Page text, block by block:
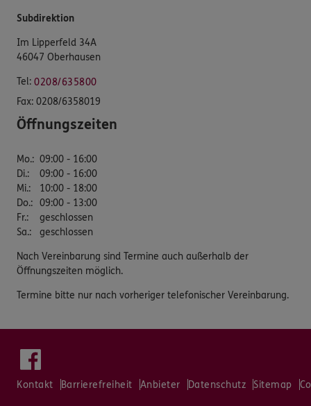
Subdirektion
Im Lipperfeld 34A
46047 Oberhausen
Tel: 0208/635800
Fax: 0208/6358019
Öffnungszeiten
Mo.: 09:00 - 16:00
Di.:
09:00 - 16:00
Mi.:
10:00 - 18:00
Do.: 09:00 - 13:00
Fr.:
geschlossen
Sa.: geschlossen
Nach Vereinbarung sind Termine auch außerhalb der
Öffnungszeiten möglich.
Termine bitte nur nach vorheriger telefonischer Vereinbarung.
Kontakt Barrierefreiheit Anbieter Datenschutz Sitemap